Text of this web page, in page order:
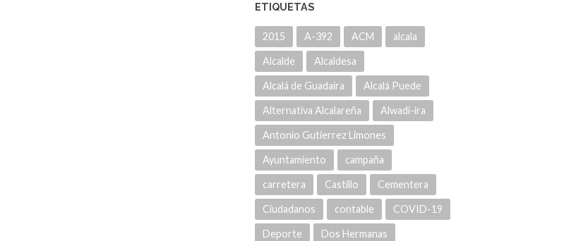
ETIQUETAS
2015 A-392 ACM alcala
Alcalde Alcaldesa
Alcalá de Guadaíra Alcalá Puede
Alternativa Alcalareña Alwadi-ira
Antonio Gutierrez Limones
Ayuntamiento campaña
carretera Castillo Cementera
Ciudadanos contable COVID-19
Deporte Dos Hermanas